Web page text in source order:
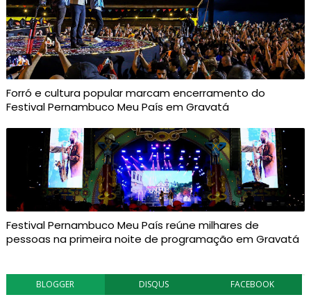
Forró e cultura popular marcam encerramento do
Festival Pernambuco Meu País em Gravatá
Festival Pernambuco Meu País reúne milhares de
pessoas na primeira noite de programação em Gravatá
BLOGGER DISQUS FACEBOOK